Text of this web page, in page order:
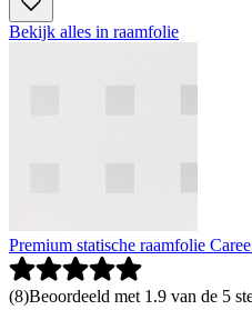
Bekijk alles in raamfolie
Premium statische raamfolie
(8)Beoordeeld met 1.9 van de 5